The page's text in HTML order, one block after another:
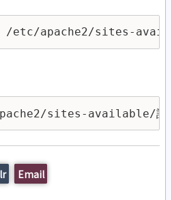
apache2/sites-
sites-available/設定
Email